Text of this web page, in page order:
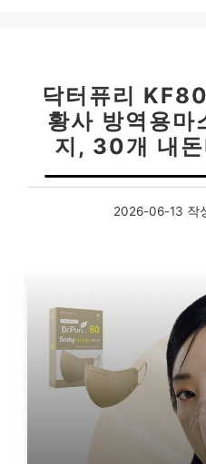
닥터퓨리
황사 방역용마
지, 30개 내돈
2026-06-13 작